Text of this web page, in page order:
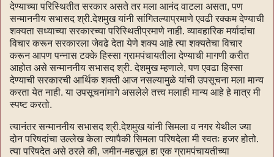
देण्याच्या परिस्थितीत सरकार असते तर मला आनंद वाटला असता, पण
सन्माननीय सभासद श्री.देशमुख यांनी सांगितल्याप्रमाणे एवढी रक्कम देण्याची
शक्यता सध्याच्या सरकारच्या परिस्थितीप्रमाणे नाही. व्यावहारिक मर्यादांचा
विचार करून सरकारला जेवढे देता येणे शक्य आहे त्या शक्यतेचा विचार
करून आपण पन्नास टक्के हिस्सा ग्रामपंचायतीला देण्याची मागणी करीत
आहोत असे सन्माननीय सभासद श्री. देशमुख म्हणाले, पण एवढा हिस्सा
देण्याची सरकारची आर्थिक शक्ती आज नसल्यामुळे यांची उपसूचना मला मान्य
करता येत नाही. या उपसूचनांमागे असलेले तत्त्व मलाही मान्य आहे हे मात्र मी
स्पष्ट करतो.
त्यानंतर सन्माननीय सभासद श्री.देशमुख यांनी सिमला व नगर येथील ज्या
दोन परिषदांचा उल्लेख केला त्यापैकी सिमला परिषदेला मी स्वतः हजर होतो.
त्या परिषदेत असे ठरले की, जमीन-महसूल हा एक ग्रामपंचायतीच्या